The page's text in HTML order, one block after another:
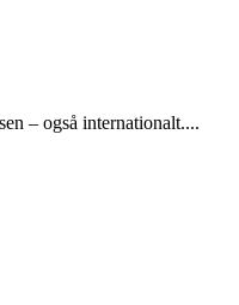
– også internationalt....